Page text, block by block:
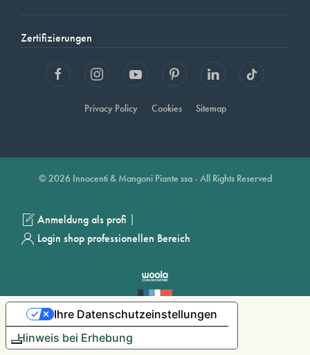
Zertifizierungen
Privacy Policy Cookies Sitemap
© 2026 Innocenti & Mangoni Piante ssa - All Rights Reserved
Anmeldung als profi |
Login shop professionellen Bereich
Hinweis bei Erhebung
Ihre Datenschutzeinstellungen